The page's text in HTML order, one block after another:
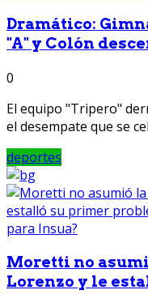
Dramático:
"A" y Colón
0
El equipo "Tripero"
el desempate que se
deportes
Moretti no
Lorenzo y le